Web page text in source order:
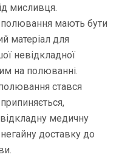
мисливця.
полювання мають бути
матеріал для
невідкладної
на полюванні.
стався
медичну
доставку до